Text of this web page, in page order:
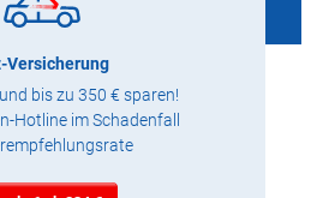
Versicherung
bis zu 350 € sparen!
Hotline im Schadenfall